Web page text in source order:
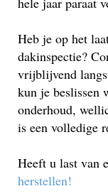
Heb je op het
dakinspectie?
vrijblijvend
kun je beslissen
onderhoud,
is een volledige
Heeft u last van
herstellen!